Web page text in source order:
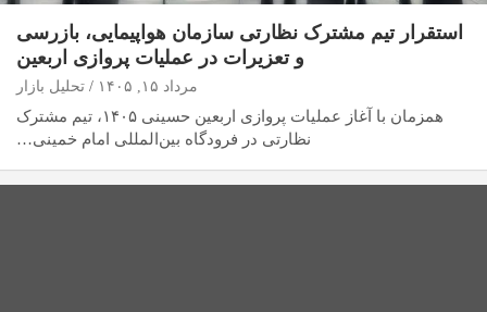
استقرار تیم مشترک نظارتی سازمان هواپیمایی، بازرسی
و تعزیرات در عملیات پروازی اربعین
مرداد ۱۵, ۱۴۰۵ تحلیل بازار
همزمان با آغاز عملیات پروازی اربعین حسینی ۱۴۰۵، تیم مشترک
نظارتی در فرودگاه بین‌المللی امام خمینی…